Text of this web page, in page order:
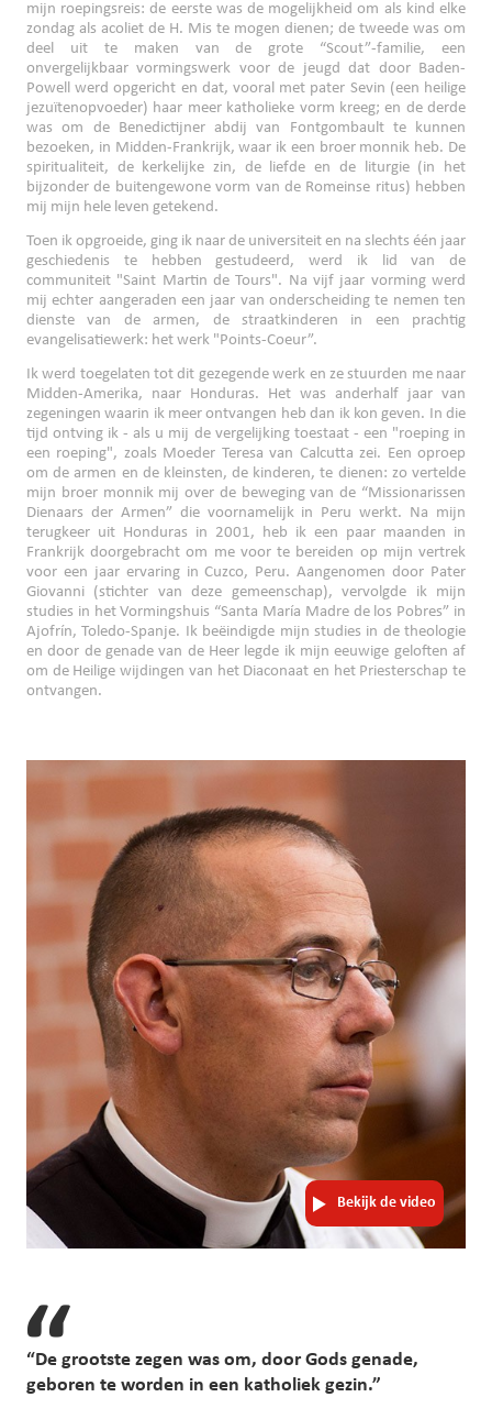
mijn roepingsreis: de eerste was de mogelijkheid om als kind elke
zondag als acoliet de H. Mis te mogen dienen; de tweede was om
deel uit te maken van de grote “Scout”-familie, een
onvergelijkbaar vormingswerk voor de jeugd dat door Baden-
Powell werd opgericht en dat, vooral met pater Sevin (een heilige
jezuïtenopvoeder) haar meer katholieke vorm kreeg; en de derde
was om de Benedictijner abdij van Fontgombault te kunnen
bezoeken, in Midden-Frankrijk, waar ik een broer monnik heb. De
spiritualiteit, de kerkelijke zin, de liefde en de liturgie (in het
bijzonder de buitengewone vorm van de Romeinse ritus) hebben
mij mijn hele leven getekend.
Toen ik opgroeide, ging ik naar de universiteit en na slechts één jaar
geschiedenis te hebben gestudeerd, werd ik lid van de
communiteit "Saint Martin de Tours". Na vijf jaar vorming werd
mij echter aangeraden een jaar van onderscheiding te nemen ten
dienste van de armen, de straatkinderen in een prachtig
evangelisatiewerk: het werk "Points-Coeur”.
Ik werd toegelaten tot dit gezegende werk en ze stuurden me naar
Midden-Amerika, naar Honduras. Het was anderhalf jaar van
zegeningen waarin ik meer ontvangen heb dan ik kon geven. In die
tijd ontving ik - als u mij de vergelijking toestaat - een "roeping in
een roeping", zoals Moeder Teresa van Calcutta zei. Een oproep
om de armen en de kleinsten, de kinderen, te dienen: zo vertelde
mijn broer monnik mij over de beweging van de “Missionarissen
Dienaars der Armen” die voornamelijk in Peru werkt. Na mijn
terugkeer uit Honduras in 2001, heb ik een paar maanden in
Frankrijk doorgebracht om me voor te bereiden op mijn vertrek
voor een jaar ervaring in Cuzco, Peru. Aangenomen door Pater
Giovanni (stichter van deze gemeenschap), vervolgde ik mijn
studies in het Vormingshuis “Santa María Madre de los Pobres” in
Ajofrín, Toledo-Spanje. Ik beëindigde mijn studies in de theologie
en door de genade van de Heer legde ik mijn eeuwige geloften af
om de Heilige wijdingen van het Diaconaat en het Priesterschap te
ontvangen.
Bekijk de video
“De grootste zegen was om, door Gods genade,
geboren te worden in een katholiek gezin.”